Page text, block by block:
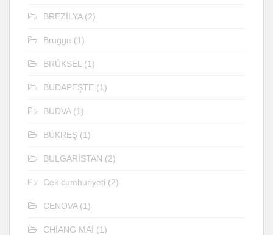
BREZİLYA(2)
Brugge (1)
BRÜKSEL (1)
BUDAPEŞTE (1)
BUDVA(1)
BÜKREŞ (1)
BULGARİSTAN (2)
Cek cumhuriyeti (2)
CENOVA(1)
CHİANG MAİ (1)